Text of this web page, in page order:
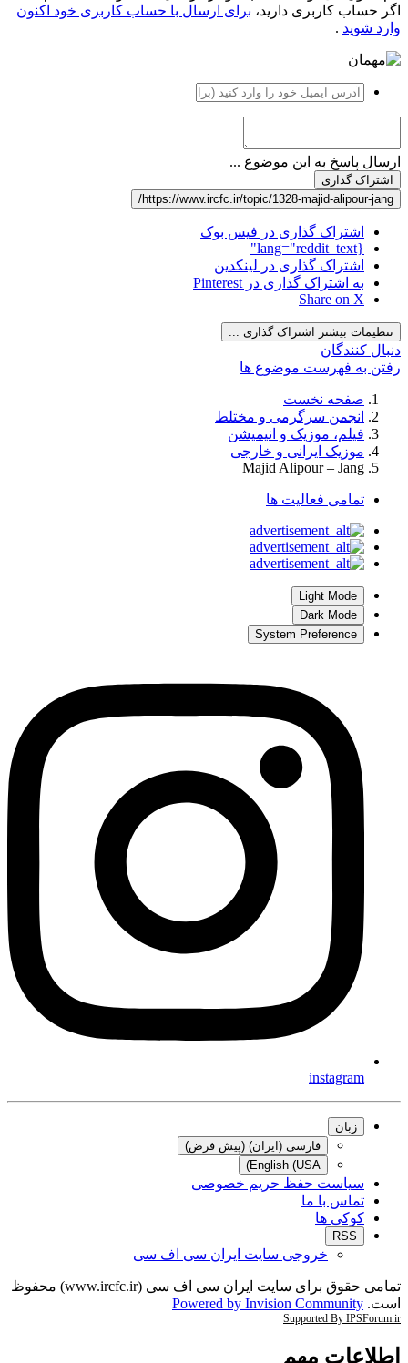
اگر حساب کاربری دارید، برای ارسال با حساب کاربری خود اکنون
وارد شوید .
ارسال پاسخ به این موضوع ...
اشتراک گذاری
https://www.ircfc.ir/topic/1328-majid-alipour-jang/
اشتراک گذاری در فیس بوک
{lang="reddit_text"
اشتراک گذاری در لینکدین
به اشتراک گذاری در Pinterest
Share on X
تنظیمات بیشتر اشتراک گذاری ...
دنبال کنندگان
رفتن به فهرست موضوع ها
صفحه نخست
انجمن سرگرمی و مختلط
فیلم، موزیک و انیمیشن
موزیک ایرانی و خارجی
Majid Alipour – Jang
تمامی فعالیت ها
Light Mode
Dark Mode
System Preference
instagram
زبان
فارسی (ایران) (پیش فرض)
English (USA)
سیاست حفظ حریم خصوصی
تماس با ما
کوکی ها
RSS
خروجی سایت ایران سی اف سی
تمامی حقوق برای سایت ایران سی اف سی (www.ircfc.ir) محفوظ
است. Powered by Invision Community
Supported By IPSForum.ir
اطلاعات مهم